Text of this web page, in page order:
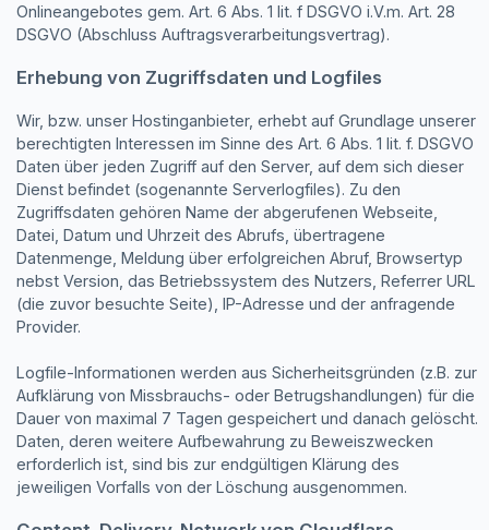
Onlineangebotes gem. Art. 6 Abs. 1 lit. f DSGVO i.V.m. Art. 28
DSGVO (Abschluss Auftragsverarbeitungsvertrag).
Erhebung von Zugriffsdaten und Logfiles
Wir, bzw. unser Hostinganbieter, erhebt auf Grundlage unserer
berechtigten Interessen im Sinne des Art. 6 Abs. 1 lit. f. DSGVO
Daten über jeden Zugriff auf den Server, auf dem sich dieser
Dienst befindet (sogenannte Serverlogfiles). Zu den
Zugriffsdaten gehören Name der abgerufenen Webseite,
Datei, Datum und Uhrzeit des Abrufs, übertragene
Datenmenge, Meldung über erfolgreichen Abruf, Browsertyp
nebst Version, das Betriebssystem des Nutzers, Referrer URL
(die zuvor besuchte Seite), IP-Adresse und der anfragende
Provider.
Logfile-Informationen werden aus Sicherheitsgründen (z.B. zur
Aufklärung von Missbrauchs- oder Betrugshandlungen) für die
Dauer von maximal 7 Tagen gespeichert und danach gelöscht.
Daten, deren weitere Aufbewahrung zu Beweiszwecken
erforderlich ist, sind bis zur endgültigen Klärung des
jeweiligen Vorfalls von der Löschung ausgenommen.